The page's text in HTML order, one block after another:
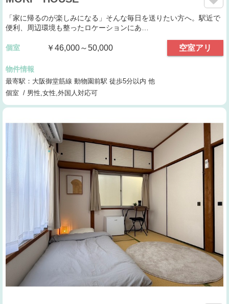
「家に帰るのが楽しみになる」そんな毎日を送りたい方へ。駅近で
便利、周辺環境も整ったロケーションにあ…
個室 ￥46,000～50,000 空室アリ
物件情報
最寄駅：大阪御堂筋線 動物園前駅 徒歩5分以内 他
個室 / 男性,女性,外国人対応可